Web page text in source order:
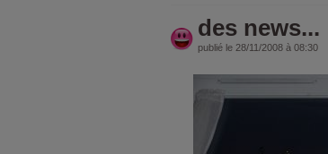
des news...
publié le 28/11/2008 à 08:30